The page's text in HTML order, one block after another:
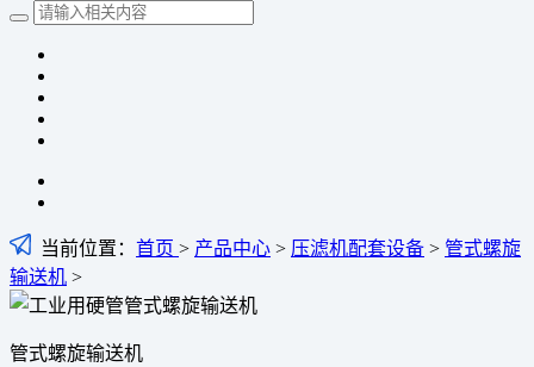
当前位置： 首页 > 产品中心 > 压滤机配套设备 > 管式螺旋
输送机 >
管式螺旋输送机